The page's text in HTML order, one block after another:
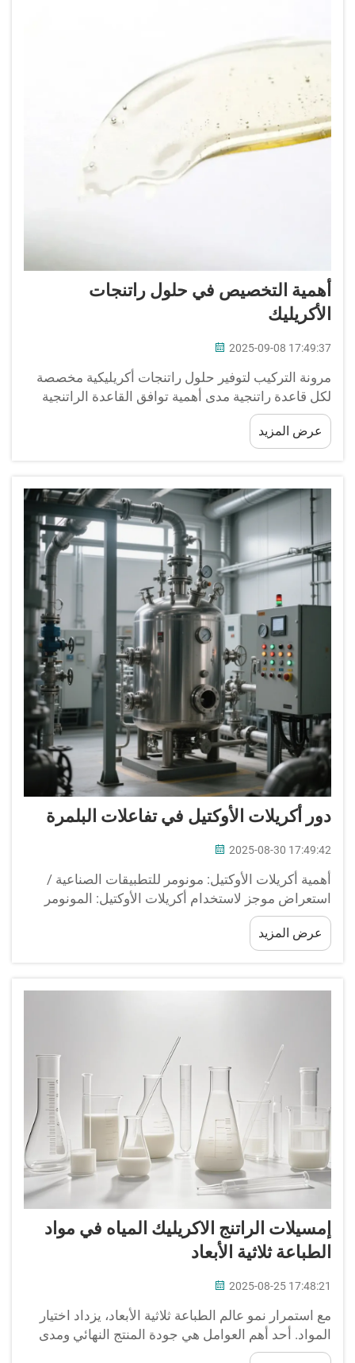
أهمية التخصيص في حلول راتنجات
الأكريليك
2025-09-08 17:49:37
مرونة التركيب لتوفير حلول راتنجات أكريليكية مخصصة
لكل قاعدة راتنجية مدى أهمية توافق القاعدة الراتنجية
في تصميم راتنجات الأكريليك يلعب توافق القاعدة
الراتنجية دورًا كبيرًا عند تركيب راتنجات الأكريليك. خذ
البولي إيثيلين على سبيل المثال. إن اختيار التركيبة
وخصائص أداء.
عرض المزيد
دور أكريلات الأوكتيل في تفاعلات البلمرة
2025-08-30 17:49:42
أهمية أكريلات الأوكتيل: مونومر للتطبيقات الصناعية /
استعراض موجز لاستخدام أكريلات الأوكتيل: المونومر
الأساسي في عمليات بلمرة التشتت والبلمرة بالذوبان.
المونومرات هي مركبات عضوية، أو وحدات بناء البوليمر
التي...
عرض المزيد
إمسيلات الراتنج الاكريليك المياه في مواد
الطباعة ثلاثية الأبعاد
2025-08-25 17:48:21
مع استمرار نمو عالم الطباعة ثلاثية الأبعاد، يزداد اختيار
المواد. أحد أهم العوامل هي جودة المنتج النهائي ومدى
قوة المنتج. إحدى المواد المستخدمة هي مستحلبات